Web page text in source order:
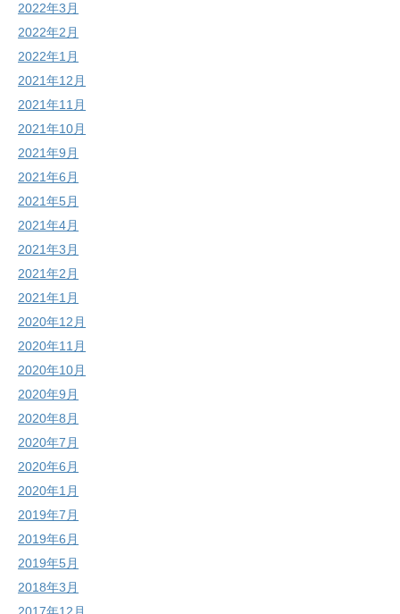
2022年3月
2022年2月
2022年1月
2021年12月
2021年11月
2021年10月
2021年9月
2021年6月
2021年5月
2021年4月
2021年3月
2021年2月
2021年1月
2020年12月
2020年11月
2020年10月
2020年9月
2020年8月
2020年7月
2020年6月
2020年1月
2019年7月
2019年6月
2019年5月
2018年3月